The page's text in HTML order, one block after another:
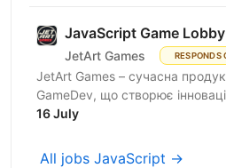
JavaScript Game
JetArt Games RESPONDS
JetArt Games – сучасна
GameDev, що створює
Шукаємо JavaScript Developer,
16 July
All jobs JavaScript →